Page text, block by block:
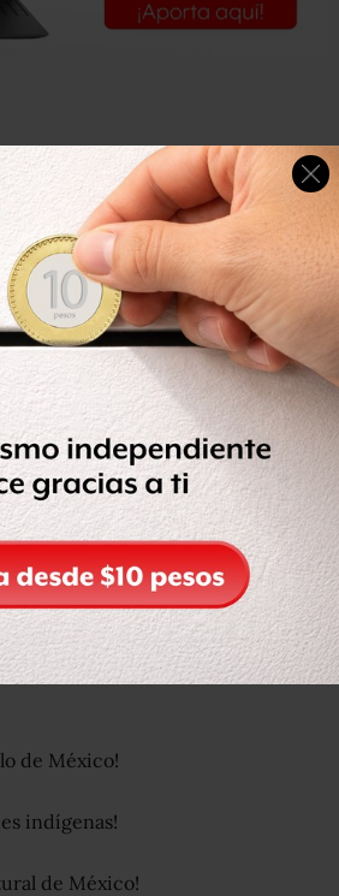
y poco después comenzó
de música tradicional mexicana.
el presidente:
Costilla!
y Pavón!
de México!
indígenas!
de México!